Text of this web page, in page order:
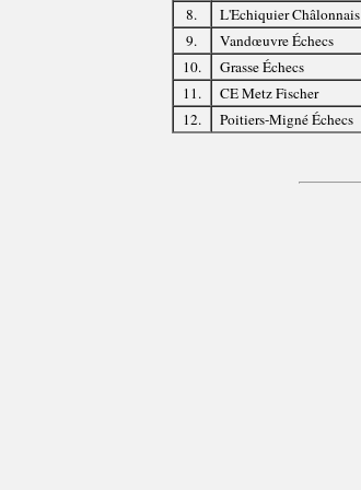
8.
L'Echiquier Châlonnais
9.
Vandœuvre Échecs
10.
Grasse Échecs
11.
CE Metz Fischer
12.
Poitiers-Migné Échecs